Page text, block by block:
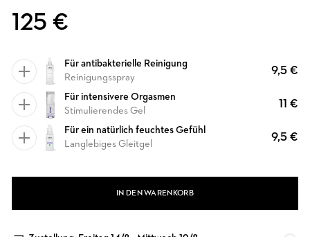
125 €
Für antibakterielle Reinigung
Reinigungsspray
9,5 €
Für intensivere Orgasmen
Stimulierendes Gel
11 €
Für ein natürlich feuchtes Gefühl
Langlebiges Gleitgel
9,5 €
IN DEN WARENKORB